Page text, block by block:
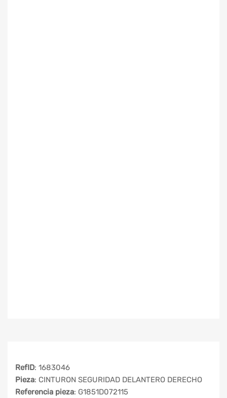
RefID: 1683046
Pieza: CINTURON SEGURIDAD DELANTERO DERECHO
Referencia pieza: G1851D072115